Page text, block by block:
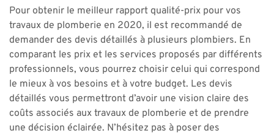
Pour obtenir le meilleur rapport qualité-prix pour vos
travaux de plomberie en 2020, il est recommandé de
demander des devis détaillés à plusieurs plombiers. En
comparant les prix et les services proposés par différents
professionnels, vous pourrez choisir celui qui correspond
le mieux à vos besoins et à votre budget. Les devis
détaillés vous permettront d’avoir une vision claire des
coûts associés aux travaux de plomberie et de prendre
une décision éclairée. N’hésitez pas à poser des